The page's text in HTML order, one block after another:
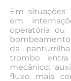
Em situações
em
operatória ou
da
trombo
mecânico:
fluxo mais